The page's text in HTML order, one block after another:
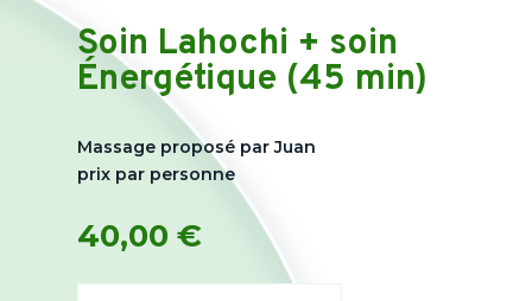
Soin Lahochi + soin
Énergétique (45 min)
Massage proposé par Juan
prix par personne
40,00 €